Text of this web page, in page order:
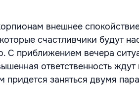
внешнее
счастливчики будут
С приближением вечера
ответственность
придется заняться двумя